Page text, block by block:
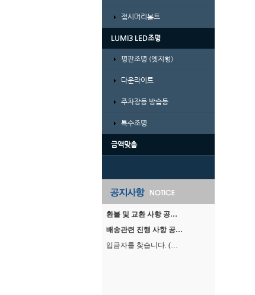
접시머리볼트
LUMI3 LED조명
평판조명 (엣지형)
다운라이트
주차장등 방습등
특수조명
금액맞춤
환불 및 교환 사항 공…
배송관련 진행 사항 공…
입금자를 찾습니다. (…